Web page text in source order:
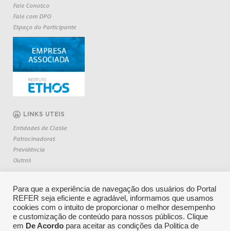
Fale Conosco
Fale com DPO
Espaço do Participante
LINKS UTEIS
Entidades de Classe
Patrocinadoras
Previdência
Outros
Para que a experiência de navegação dos usuários do Portal
REFER seja eficiente e agradável, informamos que usamos
cookies com o intuito de proporcionar o melhor desempenho
e customização de conteúdo para nossos públicos. Clique
em De Acordo para aceitar as condições da Politica de